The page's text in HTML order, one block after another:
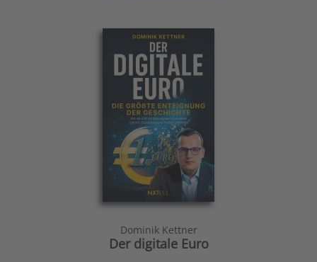
Dominik Kettner
Der digitale Euro